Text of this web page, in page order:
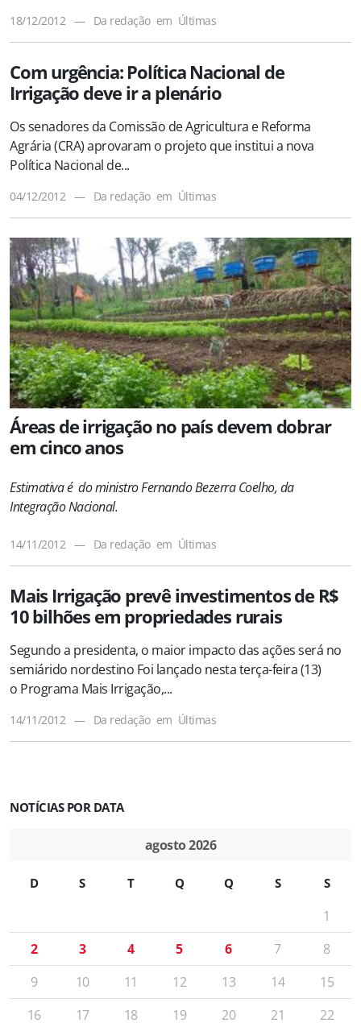
18/12/2012 — Da redação em Últimas
Com urgência: Política Nacional de
Irrigação deve ir a plenário
Os senadores da Comissão de Agricultura e Reforma
Agrária (CRA) aprovaram o projeto que institui a nova
Política Nacional de...
04/12/2012 — Da redação em Últimas
Áreas de irrigação no país devem dobrar
em cinco anos
Estimativa é do ministro Fernando Bezerra Coelho, da
Integração Nacional.
14/11/2012 — Da redação em Últimas
Mais Irrigação prevê investimentos de R$
10 bilhões em propriedades rurais
Segundo a presidenta, o maior impacto das ações será no
semiárido nordestino Foi lançado nesta terça-feira (13)
o Programa Mais Irrigação,...
14/11/2012 — Da redação em Últimas
NOTÍCIAS POR DATA
agosto 2026
D S T Q Q S S
1
2
3 4 5 6 7
8
9
10 11 12 13 14
15
16
17 18 19 20 21
22